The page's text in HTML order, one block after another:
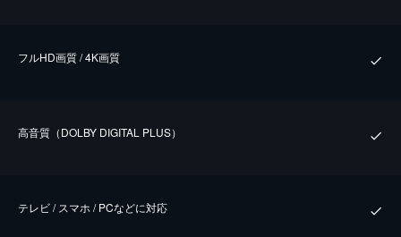
フルHD画質 / 4K画質
⾼⾳質（DOLBY DIGITAL PLUS）
テレビ / スマホ / PCなどに対応